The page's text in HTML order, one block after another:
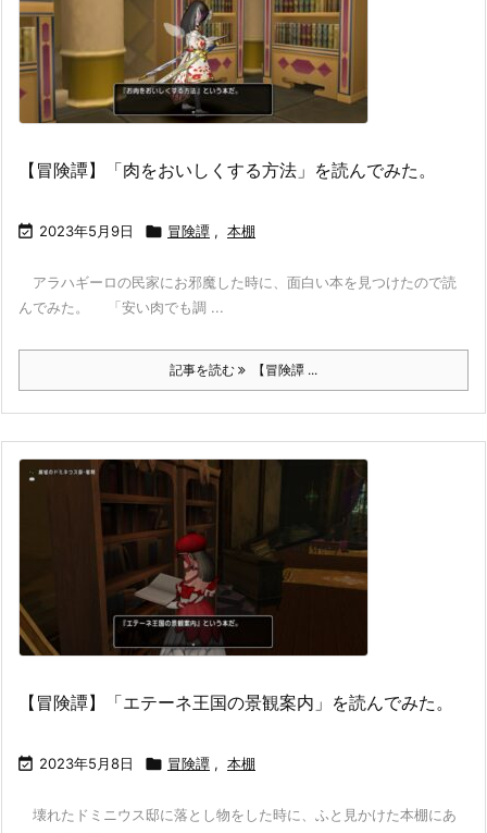
【冒険譚】「肉をおいしくする方法」を読んでみた。
 2023年5月9日  冒険譚 , 本棚
アラハギーロの民家にお邪魔した時に、面白い本を見つけたので読
んでみた。 「安い肉でも調 ...
記事を読む 【冒険譚 ...
【冒険譚】「エテーネ王国の景観案内」を読んでみた。
 2023年5月8日  冒険譚 , 本棚
壊れたドミニウス邸に落とし物をした時に、ふと見かけた本棚にあ